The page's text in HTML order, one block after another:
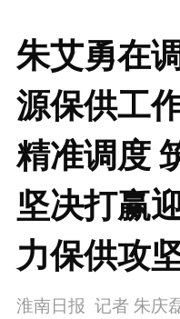
朱艾勇在
源保供工
精准调度
坚决打赢
力保供攻
淮南日报 记者 朱庆